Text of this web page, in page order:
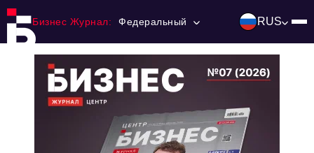
Бизнес Журнал: Федеральный RUS